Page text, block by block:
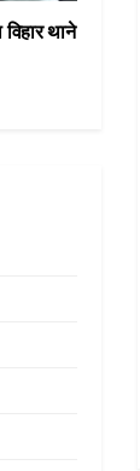
थाने